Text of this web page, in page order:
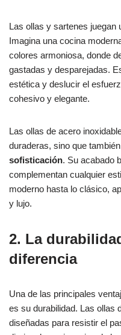
Las ollas y sartenes juegan
Imagina una cocina
colores armoniosa, donde
gastadas y desparejadas.
estética y deslucir el
cohesivo y elegante.
Las ollas de acero
duraderas, sino que
sofisticación. Su acabado
complementan cualquier
moderno hasta lo clásico,
y lujo.
2. La
diferencia
Una de las principales
es su durabilidad. Las ollas
diseñadas para resistir el